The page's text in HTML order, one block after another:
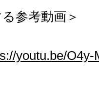
参考動画＞
youtu.be/